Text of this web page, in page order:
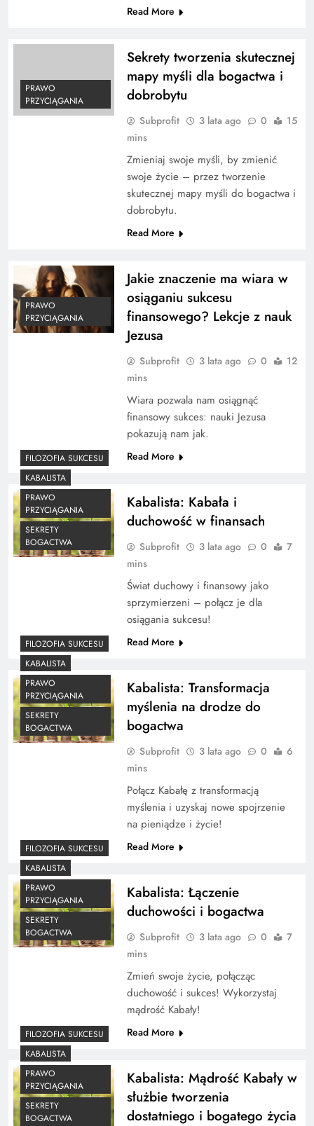
Read More
PRAWO
PRZYCIĄGANIA
Sekrety tworzenia skutecznej
mapy myśli dla bogactwa i
dobrobytu
Subprofit 3 lata ago 0
15
mins
Zmieniaj swoje myśli, by zmienić
swoje życie – przez tworzenie
skutecznej mapy myśli do bogactwa i
dobrobytu.
Read More
PRAWO
PRZYCIĄGANIA
Jakie znaczenie ma wiara w
osiąganiu sukcesu
finansowego? Lekcje z nauk
Jezusa
Subprofit 3 lata ago 0
12
mins
Wiara pozwala nam osiągnąć
finansowy sukces: nauki Jezusa
pokazują nam jak.
Read More
FILOZOFIA SUKCESU
KABALISTA
PRAWO
PRZYCIĄGANIA
SEKRETY
BOGACTWA
Kabalista: Kabała i
duchowość w finansach
Subprofit 3 lata ago 0
7
mins
Świat duchowy i finansowy jako
sprzymierzeni – połącz je dla
osiągania sukcesu!
Read More
FILOZOFIA SUKCESU
KABALISTA
PRAWO
PRZYCIĄGANIA
SEKRETY
BOGACTWA
Kabalista: Transformacja
myślenia na drodze do
bogactwa
Subprofit 3 lata ago 0
6
mins
Połącz Kabałę z transformacją
myślenia i uzyskaj nowe spojrzenie
na pieniądze i życie!
Read More
FILOZOFIA SUKCESU
KABALISTA
PRAWO
PRZYCIĄGANIA
SEKRETY
BOGACTWA
Kabalista: Łączenie
duchowości i bogactwa
Subprofit 3 lata ago 0
7
mins
Zmień swoje życie, połącząc
duchowość i sukces! Wykorzystaj
mądrość Kabały!
Read More
FILOZOFIA SUKCESU
KABALISTA
PRAWO
PRZYCIĄGANIA
SEKRETY
BOGACTWA
Kabalista: Mądrość Kabały w
służbie tworzenia
dostatniego i bogatego życia